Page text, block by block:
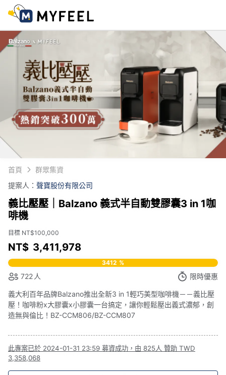
首頁
群眾集資
提案人： 聲寶股份有限公司
義比壓壓｜Balzano 義式半自動雙膠囊3 in 1咖
啡機
目標 NT$100,000
NT$ 3,411,978
3412 %
722人 限時優惠
義大利百年品牌Balzano推出全新3 in 1輕巧美型咖啡機－－義比壓
壓！咖啡粉x大膠囊x小膠囊一台搞定，讓你輕鬆壓出義式濃郁，創
造無與倫比！BZ-CCM806/BZ-CCM807
此專案已於 2024-01-31 23:59 募資成功，由 825人 贊助 TWD
3,358,068